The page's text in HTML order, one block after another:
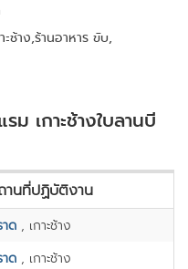
ช้าง,ร้านอาหาร ขับ,
เกาะช้างใบลานบี
านที่ปฏิบัติงาน
ด , เกาะช้าง
ด , เกาะช้าง